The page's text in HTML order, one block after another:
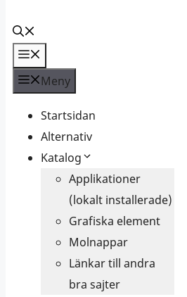
Meny
Startsidan
Alternativ
Katalog
Applikationer
(lokalt installerade)
Grafiska element
Molnappar
Länkar till andra
bra sajter